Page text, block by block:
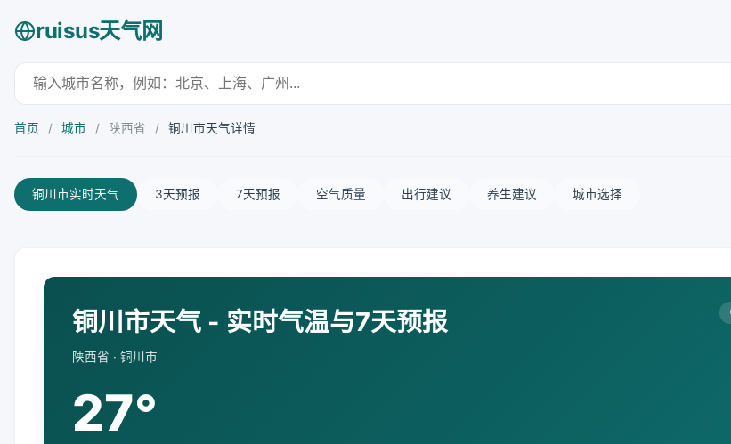
ruisus天气网
首页 / 城市 / 陕西省 / 铜川市天气详情
铜川市实时天气 3天预报 7天预报 空气质量 出行建议 养生建议 城市选择
铜川市天气 - 实时气温与7天预报
陕西省 · 铜川市
27°